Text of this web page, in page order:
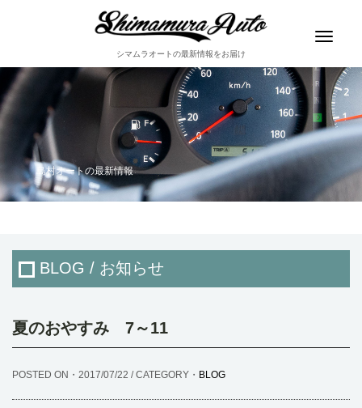
シマムラオートの最新情報をお届け
Toggle
島村オートの最新情報
BLOG / お知らせ
夏のおやすみ 7～11
POSTED ON・2017/07/22 / CATEGORY・ BLOG